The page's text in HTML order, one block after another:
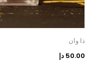
ذا وان
50.00 دإ